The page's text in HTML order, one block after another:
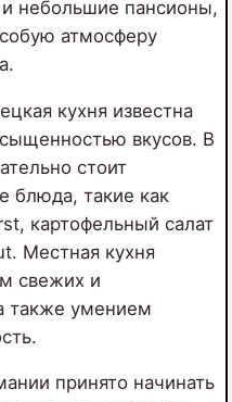
небольшие пансионы,
атмосферу
кухня известна
вкусов. В
стоит
блюда, такие как
картофельный салат
Местная кухня
свежих и
также умением
принято начинать